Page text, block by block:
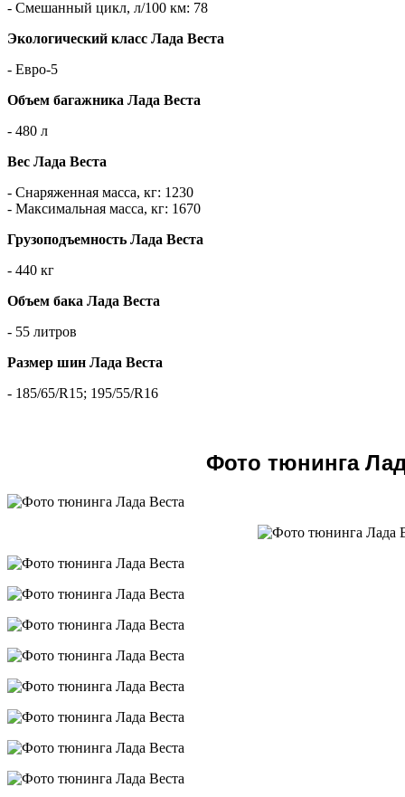
- Смешанный цикл, л/100 км: 78
Экологический класс Лада Веста
- Евро-5
Объем багажника Лада Веста
- 480 л
Вес Лада Веста
- Снаряженная масса, кг: 1230
- Максимальная масса, кг: 1670
Грузоподъемность Лада Веста
- 440 кг
Объем бака Лада Веста
- 55 литров
Размер шин Лада Веста
- 185/65/R15; 195/55/R16
Фото тюнинга